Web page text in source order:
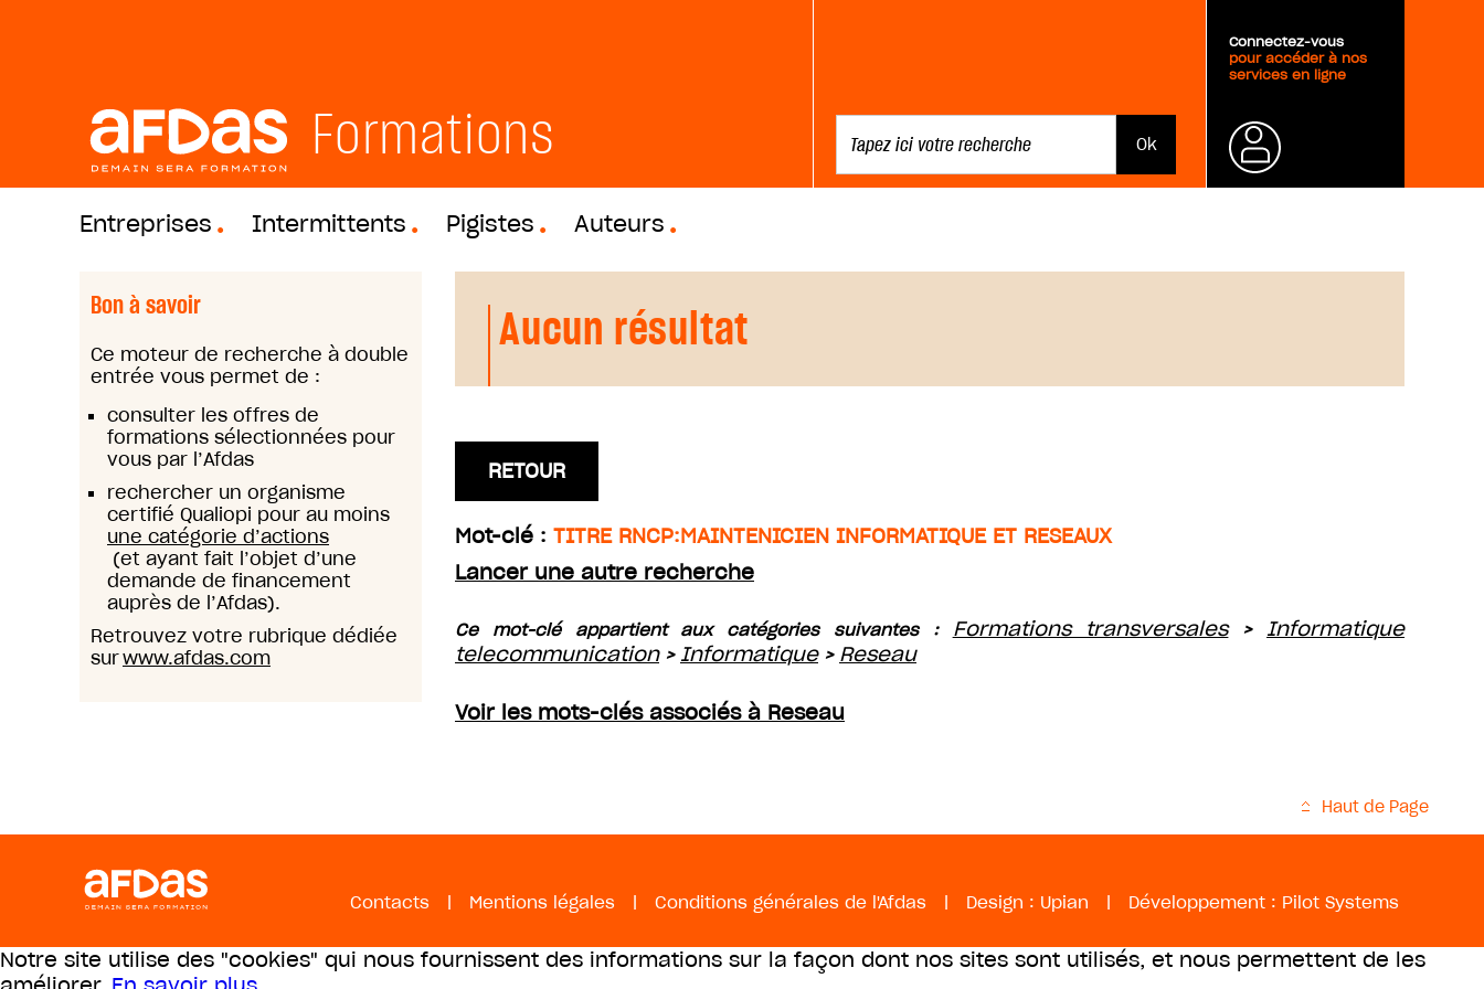
Formations
Connectez-vous
pour accéder à nos
services en ligne
Entreprises Intermittents Pigistes Auteurs
Bon à savoir
Ce moteur de recherche à double
entrée vous permet de :
consulter les offres de
formations sélectionnées pour
vous par l’Afdas
rechercher un organisme
certifié Qualiopi pour au moins
une catégorie d’actions
(et ayant fait l’objet d’une
demande de financement
auprès de l’Afdas).
Retrouvez votre rubrique dédiée
surwww.afdas.com
Aucun résultat
RETOUR
Mot-clé : TITRE RNCP:MAINTENICIEN INFORMATIQUE ET RESEAUX
Lancer une autre recherche
Ce mot-clé appartient aux catégories suivantes : Formations transversales> Informatique
telecommunication> Informatique> Reseau
Voir les mots-clés associés à Reseau
Haut de Page
Contacts | Mentions légales | Conditions générales de l'Afdas | Design : Upian | Développement : Pilot Systems
Notre site utilise des "cookies" qui nous fournissent des informations sur la façon dont nos sites sont utilisés, et nous permettent de les